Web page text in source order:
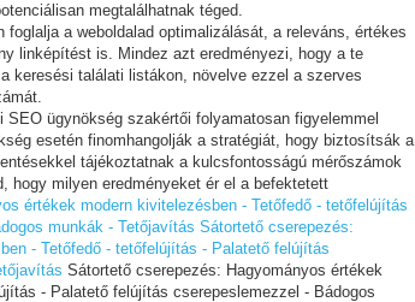
megtalálhatnak téged.
a weboldalad optimalizálását, a releváns, értékes
linképítést is. Mindez azt eredményezi, hogy a te
keresési találati listákon, növelve ezzel a szerves
ügynökség szakértői folyamatosan figyelemmel
esetén finomhangolják a stratégiát, hogy biztosítsák a
tájékoztatnak a kulcsfontosságú mérőszámok
hogy milyen eredményeket ér el a befektetett
értékek modern kivitelezésben - Tetőfedő - tetőfelújítás
munkák - Tetőjavítás Sátortető cserepezés:
- Tetőfedő - tetőfelújítás - Palatető felújítás
Sátortető cserepezés: Hagyományos értékek
- Palatető felújítás cserepeslemezzel - Bádogos